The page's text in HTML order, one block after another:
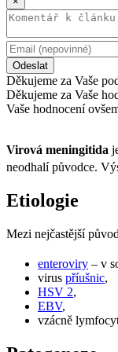
Odeslat
Děkujeme za Vaše
Děkujeme za Vaše
Vaše hodnocení
Virová meningitida
neodhalí původce.
Etiologie
Mezi nejčastější
enteroviry – v
virus příušnic,
HSV 2,
EBV,
vzácně